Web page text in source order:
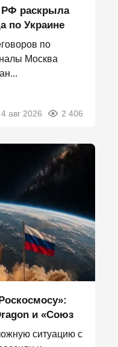
РФ раскрыла
по Украине
по
Москва
4 авг 2026 2 406
и «Союз
ситуацию с